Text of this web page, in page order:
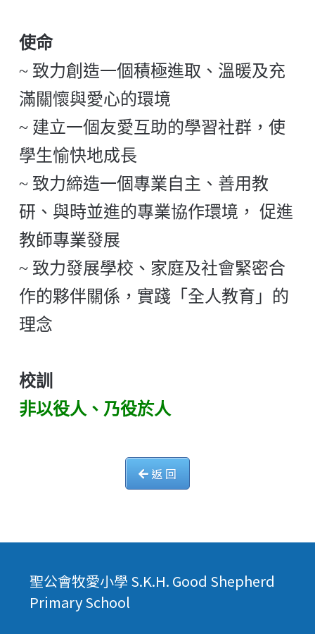
使命
~ 致力創造一個積極進取、溫暖及充
滿關懷與愛心的環境
~ 建立一個友愛互助的學習社群，使
學生愉快地成長
~ 致力締造一個專業自主、善用教
研、與時並進的專業協作環境， 促進
教師專業發展
~ 致力發展學校、家庭及社會緊密合
作的夥伴關係，實踐「全人教育」的
理念
校訓
非以役人、乃役於人
返 回
聖公會牧愛小學 S.K.H. Good Shepherd
Primary School